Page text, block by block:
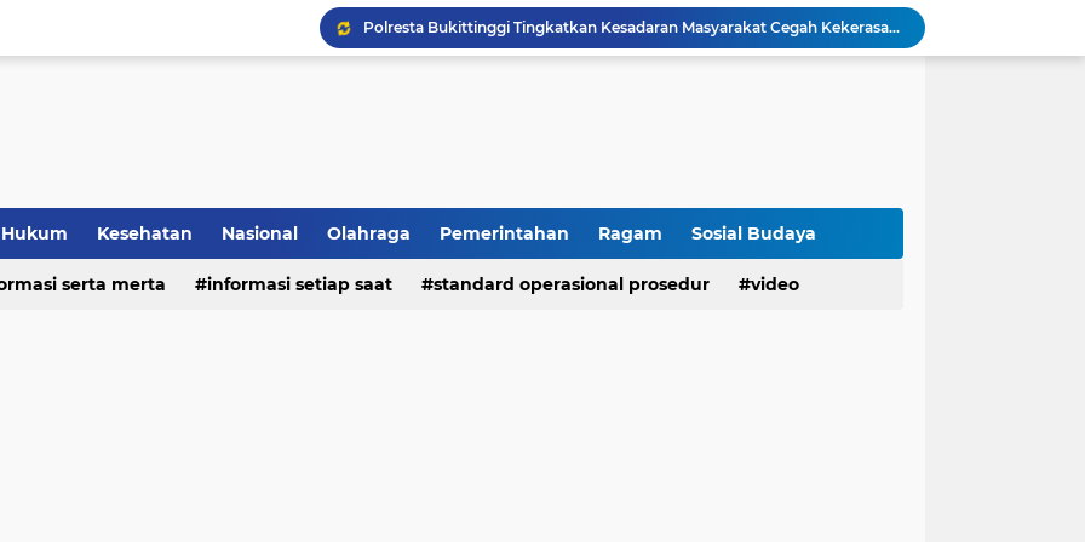
Polresta Bukittinggi Tingkatkan Kesadaran Masyarakat Cegah Kekerasan terhadap Perempuan dan TPPO
Raih IKPA 100, Polresta Bukittinggi Buktikan Pengelolaan Anggaran yang Profesional dan Akuntabel
Tanamkan Kesadaran Sejak Dini, Binmas Polresta Bukittinggi Sosialisasikan Bahaya NAPZA di SMPN 1 Bukittinggi
Hukum Kesehatan Nasional Olahraga Pemerintahan Ragam Sosial Budaya
serta merta informasi setiap saat standard operasional prosedur video